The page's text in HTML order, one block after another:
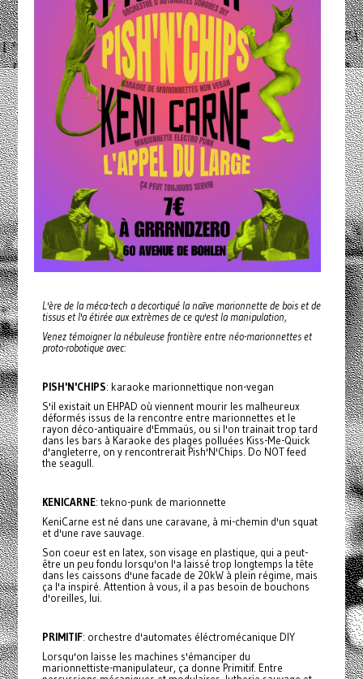
L'ère de la méca-tech a decortiqué la naīve marionnette de bois et de
tissus et l'a étirée aux extrèmes de ce qu'est la manipulation,
Venez témoigner la nébuleuse frontière entre néo-marionnettes et
proto-robotique avec:
PISH'N'CHIPS: karaoke marionnettique non-vegan
S'il existait un EHPAD où viennent mourir les malheureux
déformés issus de la rencontre entre marionnettes et le
rayon déco-antiquaire d'Emmaüs, ou si l'on trainait trop tard
dans les bars à Karaoke des plages polluées Kiss-Me-Quick
d'angleterre, on y rencontrerait Pish'N'Chips. Do NOT feed
the seagull.
KENICARNE: tekno-punk de marionnette
KeniCarne est né dans une caravane, à mi-chemin d'un squat
et d'une rave sauvage.
Son coeur est en latex, son visage en plastique, qui a peut-
être un peu fondu lorsqu'on l'a laissé trop longtemps la tête
dans les caissons d'une facade de 20kW à plein régime, mais
ça l'a inspiré. Attention à vous, il a pas besoin de bouchons
d'oreilles, lui.
PRIMITIF: orchestre d'automates éléctromécanique DIY
Lorsqu'on laisse les machines s'émanciper du
marionnettiste-manipulateur, ça donne Primitif. Entre